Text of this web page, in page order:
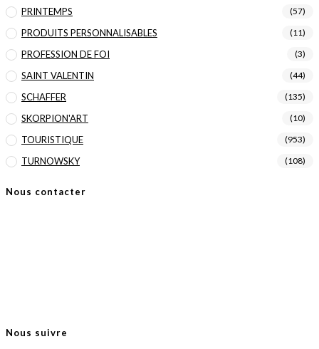
PRINTEMPS (57)
PRODUITS PERSONNALISABLES (11)
PROFESSION DE FOI (3)
SAINT VALENTIN (44)
SCHAFFER (135)
SKORPION'ART (10)
TOURISTIQUE (953)
TURNOWSKY (108)
Nous contacter
Nous suivre